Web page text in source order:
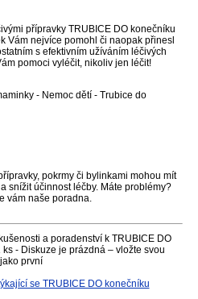
přípravky TRUBICE DO konečníku
Vám nejvíce pomohl či naopak přinesl
s efektivním užíváním léčivých
pomoci vyléčit, nikoliv jen léčit!
- Nemoc dětí - Trubice do
pokrmy či bylinkami mohou mít
snížit účinnost léčby. Máte problémy?
vám naše poradna.
a poradenství k TRUBICE DO
- Diskuze je prázdná – vložte svou
první
se TRUBICE DO konečníku